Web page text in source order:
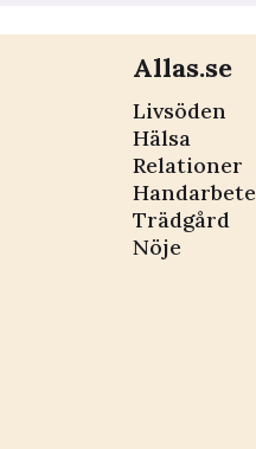
Allas.se
Livsöden
Hälsa
Relationer
Handarbete
Trädgård
Nöje